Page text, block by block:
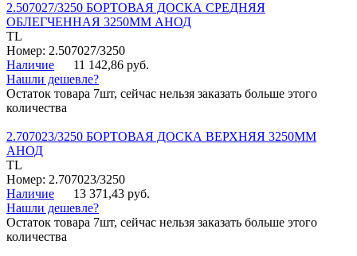
2.507027/3250 БОРТОВАЯ ДОСКА СРЕДНЯЯ
ОБЛЕГЧЕННАЯ 3250ММ АНОД
TL
Номер: 2.507027/3250
Наличие
11 142,86 руб.
Нашли дешевле?
Остаток товара 7шт, сейчас нельзя заказать больше этого
количества
2.707023/3250 БОРТОВАЯ ДОСКА ВЕРХНЯЯ 3250ММ
АНОД
TL
Номер: 2.707023/3250
Наличие
13 371,43 руб.
Нашли дешевле?
Остаток товара 7шт, сейчас нельзя заказать больше этого
количества